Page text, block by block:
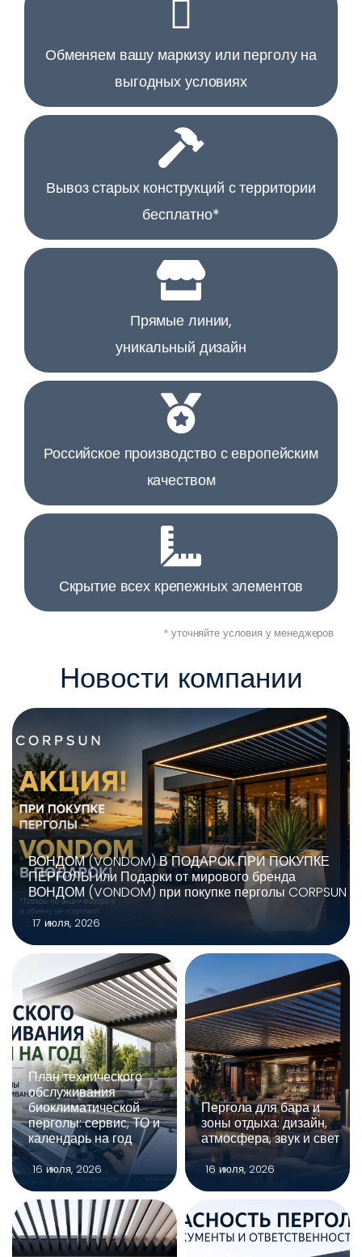
Обменяем вашу маркизу или перголу на
выгодных условиях
Вывоз старых конструкций с территории
бесплатно*
Прямые линии,
уникальный дизайн
Российское производство с европейским
качеством
Скрытие всех крепежных элементов
* уточняйте условия у менеджеров
Новости компании
ВОНДОМ (VONDOM) В ПОДАРОК ПРИ ПОКУПКЕ
ПЕРГОЛЫ или Подарки от мирового бренда
ВОНДОМ (VONDOM) при покупке перголы CORPSUN
17 июля, 2026
План технического
обслуживания
биоклиматической
перголы: сервис, ТО и
календарь на год
16 июля, 2026
Пергола для бара и
зоны отдыха: дизайн,
атмосфера, звук и свет
16 июля, 2026